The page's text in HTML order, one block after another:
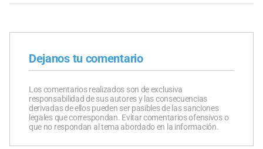
Dejanos tu comentario
Los comentarios realizados son de exclusiva
responsabilidad de sus autores y las consecuencias
derivadas de ellos pueden ser pasibles de las sanciones
legales que correspondan. Evitar comentarios ofensivos o
que no respondan al tema abordado en la información.